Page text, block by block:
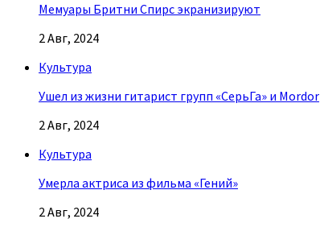
Мемуары Бритни Спирс экранизируют
2 Авг, 2024
Культура
Ушел из жизни гитарист групп «СерьГа» и Mordor
2 Авг, 2024
Культура
Умерла актриса из фильма «Гений»
2 Авг, 2024